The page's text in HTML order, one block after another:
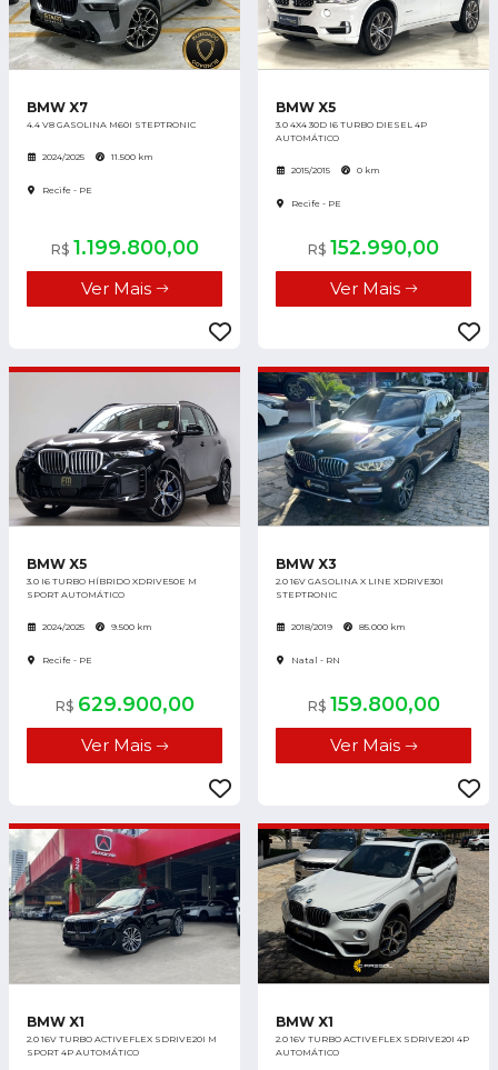
BMW X7
4.4 V8 GASOLINA M60I STEPTRONIC
2024/2025 11.500 km
Recife - PE
R$ 1.199.800,00
Ver Mais
BMW X5
3.0 4X4 30D I6 TURBO DIESEL 4P
AUTOMÁTICO
2015/2015 0 km
Recife - PE
R$ 152.990,00
Ver Mais
BMW X5
3.0 I6 TURBO HÍBRIDO XDRIVE50E M
SPORT AUTOMÁTICO
2024/2025 9.500 km
Recife - PE
R$ 629.900,00
Ver Mais
BMW X3
2.0 16V GASOLINA X LINE XDRIVE30I
STEPTRONIC
2018/2019 85.000 km
Natal - RN
R$ 159.800,00
Ver Mais
BMW X1
2.0 16V TURBO ACTIVEFLEX SDRIVE20I M
SPORT 4P AUTOMÁTICO
BMW X1
2.0 16V TURBO ACTIVEFLEX SDRIVE20I 4P
AUTOMÁTICO